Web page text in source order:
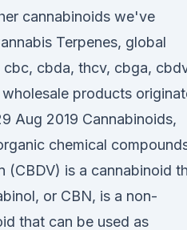
cannabinoids we've
Terpenes, global
cbda, thcv, cbga,
products
Aug 2019 Cannabinoids,
chemical
(CBDV) is a cannabinoid
or CBN, is a non-
that can be used as